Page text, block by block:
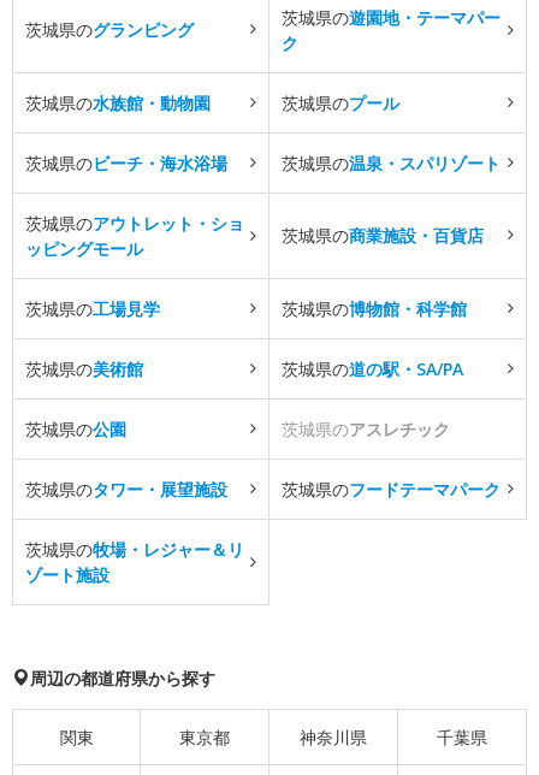
茨城県のグランピング
茨城県の遊園地・テーマパー
ク
茨城県の水族館・動物園 茨城県のプール
茨城県のビーチ・海水浴場 茨城県の温泉・スパリゾート
茨城県のアウトレット・ショ
ッピングモール
茨城県の商業施設・百貨店
茨城県の工場見学 茨城県の博物館・科学館
茨城県の美術館 茨城県の道の駅・SA/PA
茨城県の公園 茨城県のアスレチック
茨城県のタワー・展望施設 茨城県のフードテーマパーク
茨城県の牧場・レジャー＆リ
ゾート施設
周辺の都道府県から探す
関東 東京都 神奈川県 千葉県